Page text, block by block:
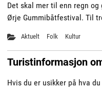
Det skal mer til enn regn
Ørje Gummibåtfestival. Til
Aktuelt Folk Kultur
Turistinformasjon
Hvis du er usikker på hva